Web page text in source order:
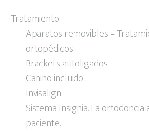
Tratamiento
Aparatos removibles –
ortopédicos
Brackets autoligados
Canino incluido
Invisalign
Sistema Insignia. La ortodoncia
paciente.